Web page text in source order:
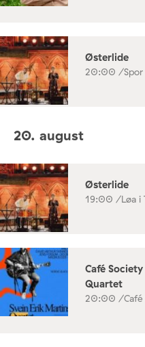
Østerlide
20:00 /
20. august
Østerlide
19:00 /Løa
Café
Quartet
20:00 /